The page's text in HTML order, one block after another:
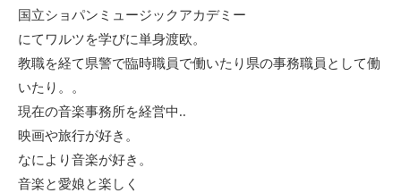
国立ショパンミュージックアカデミー
にてワルツを学びに単身渡欧。
教職を経て県警で臨時職員で働いたり県の事務職員として働
いたり。。
現在の音楽事務所を経営中..
映画や旅行が好き。
なにより音楽が好き。
音楽と愛娘と楽しく